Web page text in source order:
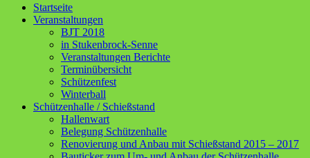
Startseite
Veranstaltungen
BJT 2018
in Stukenbrock-Senne
Veranstaltungen Berichte
Terminübersicht
Schützenfest
Winterball
Schützenhalle / Schießstand
Hallenwart
Belegung Schützenhalle
Renovierung und Anbau mit Schießstand 2015 – 2017